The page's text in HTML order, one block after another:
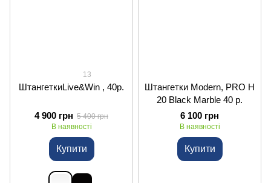
13
ШтангеткиLive&Win , 40р.
4 900 грн 5 400 грн
В наявності
Купити
Штангетки Modern, PRO H
20 Black Marble 40 р.
6 100 грн
В наявності
Купити